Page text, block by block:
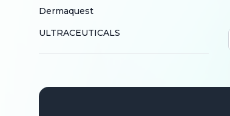
Dermaquest
ULTRACEUTICALS